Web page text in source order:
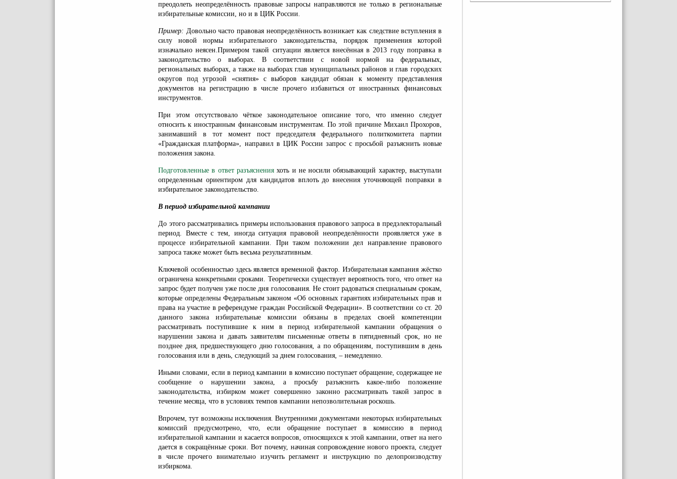
преодолеть неопределённость правовые запросы направляются не только в региональные
избирательные комиссии, но и в ЦИК России.
Пример: Довольно часто правовая неопределённость возникает как следствие вступления в
силу новой нормы избирательного законодательства, порядок применения которой
изначально неясен.Примером такой ситуации является внесённая в 2013 году поправка в
законодательство о выборах. В соответствии с новой нормой на федеральных,
региональных выборах, а также на выборах глав муниципальных районов и глав городских
округов под угрозой «снятия» с выборов кандидат обязан к моменту представления
документов на регистрацию в числе прочего избавиться от иностранных финансовых
инструментов.
При этом отсутствовало чёткое законодательное описание того, что именно следует
относить к иностранным финансовым инструментам. По этой причине Михаил Прохоров,
занимавший в тот момент пост председателя федерального политкомитета партии
«Гражданская платформа», направил в ЦИК России запрос с просьбой разъяснить новые
положения закона.
Подготовленные в ответ разъясненияхоть и не носили обязывающий характер, выступали
определенным ориентиром для кандидатов вплоть до внесения уточняющей поправки в
избирательное законодательство.
В период избирательной кампании
До этого рассматривались примеры использования правового запроса в предэлекторальный
период. Вместе с тем, иногда ситуация правовой неопределённости проявляется уже в
процессе избирательной кампании. При таком положении дел направление правового
запроса также может быть весьма результативным.
Ключевой особенностью здесь является временной фактор. Избирательная кампания жёстко
ограничена конкретными сроками. Теоретически существует вероятность того, что ответ на
запрос будет получен уже после дня голосования. Не стоит радоваться специальным срокам,
которые определены Федеральным законом «Об основных гарантиях избирательных прав и
права на участие в референдуме граждан Российской Федерации». В соответствии со ст. 20
данного закона избирательные комиссии обязаны в пределах своей компетенции
рассматривать поступившие к ним в период избирательной кампании обращения о
нарушении закона и давать заявителям письменные ответы в пятидневный срок, но не
позднее дня, предшествующего дню голосования, а по обращениям, поступившим в день
голосования или в день, следующий за днем голосования, – немедленно.
Иными словами, если в период кампании в комиссию поступает обращение, содержащее не
сообщение о нарушении закона, а просьбу разъяснить какое-либо положение
законодательства, избирком может совершенно законно рассматривать такой запрос в
течение месяца, что в условиях темпов кампании непозволительная роскошь.
Впрочем, тут возможны исключения. Внутренними документами некоторых избирательных
комиссий предусмотрено, что, если обращение поступает в комиссию в период
избирательной кампании и касается вопросов, относящихся к этой кампании, ответ на него
дается в сокращённые сроки. Вот почему, начиная сопровождение нового проекта, следует
в числе прочего внимательно изучить регламент и инструкцию по делопроизводству
избиркома.